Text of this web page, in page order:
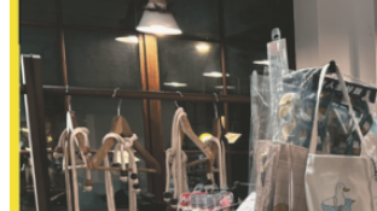
試錯遊學團 TNE TOUR
試錯記錄
TRIAL
RECORD
試錯日誌 TRIAL JOURNAL
媒體報道 MEDIA COVERAGE